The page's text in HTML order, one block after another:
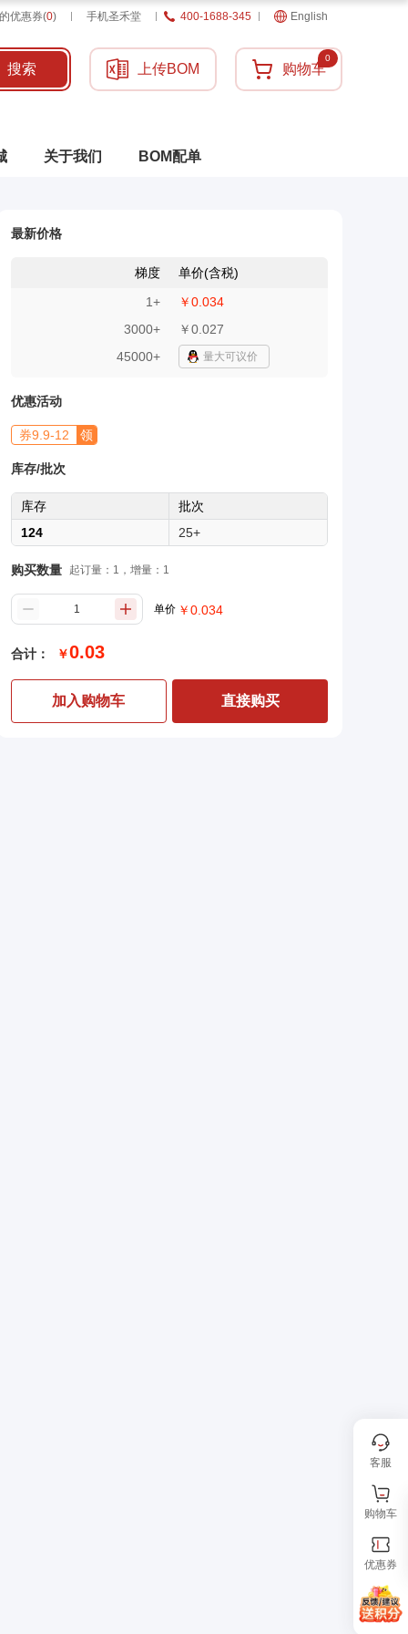
优惠券(0) 手机圣禾堂 400-1688-345 English
搜索 上传BOM 购物车
0
关于我们 BOM配单
最新价格
梯度
单价(含税)
1+
￥0.034
3000+
￥0.027
45000+
量大可议价
优惠活动
券9.9-12 领
库存/批次
库存
批次
124
25+
购买数量 起订量：1，增量：1
单价 ￥0.034
合计： ￥0.03
加入购物车 直接购买
客服
购物车
优惠券